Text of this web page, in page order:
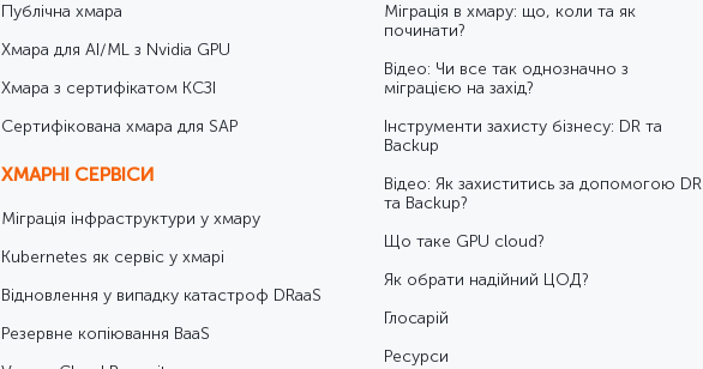
Публічна хмара
Хмара для AI/ML з Nvidia GPU
Хмара з сертифікатом КСЗІ
Cертифікована хмара для SAP
ХМАРНІ СЕРВІСИ
Міграція інфраструктури у хмару
Kubernetes як сервіс у хмарі
Відновлення у випадку катастроф DRaaS
Резервне копіювання BaaS
Міграція в хмару: що, коли та як
починати?
Відео: Чи все так однозначно з
міграцією на захід?
Інструменти захисту бізнесу: DR та
Backup
Відео: Як захиститись за допомогою DR
та Backup?
Що таке GPU cloud?
Як обрати надійний ЦОД?
Глосарій
Ресурси